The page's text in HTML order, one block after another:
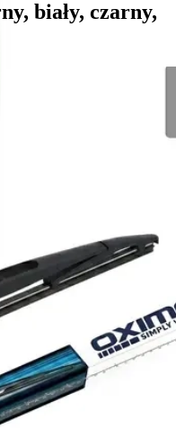
biały, czarny,